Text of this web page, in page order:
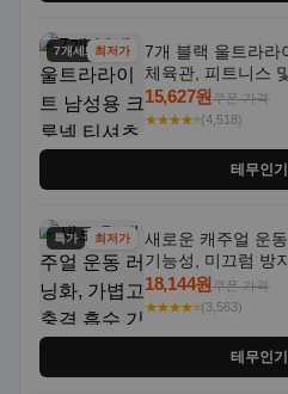
7개세트최저가
7개 블랙 울트라라
체육관, 피트니스
통기성 좋은 수분
15,627원쿠폰 가격
★★★★⭐(4,518)
테무인
특가 최저가
새로운 캐주얼 운
기능성, 미끄럼 방
이트, 퍼플 그라데
18,144원쿠폰 가격
★★★★⭐(3,563)
테무인